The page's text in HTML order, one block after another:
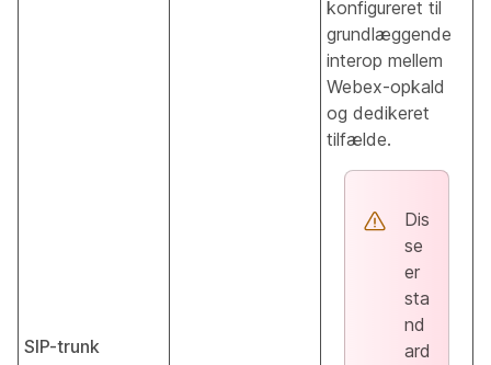
SIP-trunk
konfigureret til
grundlæggende
interop mellem
Webex-opkald
og dedikeret
tilfælde.
Dis
se
er
sta
nd
ard